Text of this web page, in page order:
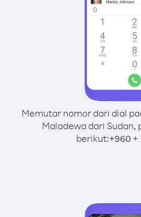
Memutar nomor dari dial
Maladewa dari Sudan,
berikut:+960+